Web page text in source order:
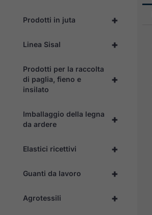
+
Prodotti in juta
+
Linea Sisal
+
Prodotti per la raccolta
di paglia, fieno e
insilato
+
Imballaggio della legna
da ardere
+
Elastici ricettivi
+
Guanti da lavoro
+
Agrotessili